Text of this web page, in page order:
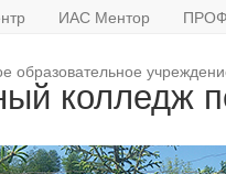
ИАС Ментор
колледж